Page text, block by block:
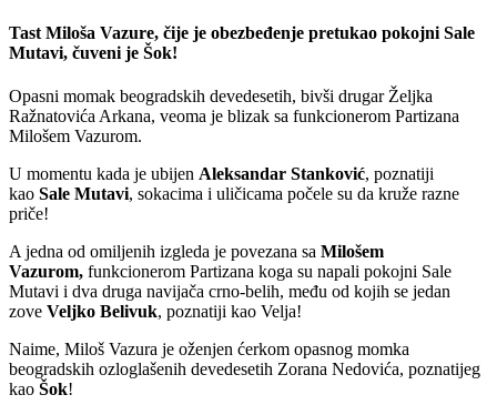
Tast Miloša Vazure, čije je obezbeđenje pretukao pokojni Sale
Mutavi, čuveni je Šok!
Opasni momak beogradskih devedesetih, bivši drugar Željka
Ražnatovića Arkana, veoma je blizak sa funkcionerom Partizana
Milošem Vazurom.
U momentu kada je ubijen Aleksandar Stanković, poznatiji
kao Sale Mutavi, sokacima i uličicama počele su da kruže razne
priče!
A jedna od omiljenih izgleda je povezana sa Milošem
Vazurom, funkcionerom Partizana koga su napali pokojni Sale
Mutavi i dva druga navijača crno-belih, među od kojih se jedan
zove Veljko Belivuk, poznatiji kao Velja!
Naime, Miloš Vazura je oženjen ćerkom opasnog momka
beogradskih ozloglašenih devedesetih Zorana Nedovića, poznatijeg
kao Šok!